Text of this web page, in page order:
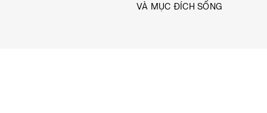
VÀ MỤC ĐÍCH SỐNG